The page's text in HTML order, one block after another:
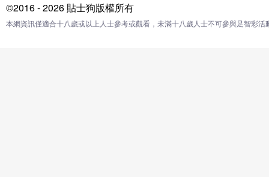
©2016 - 2026 貼士狗版權所有
本網資訊僅適合十八歲或以上人士參考或觀看，未滿十八歲人士不可參與足智彩